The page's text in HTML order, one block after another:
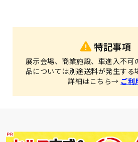
特記事項
展示会場、商業施設、車進入不可
品については別途送料が発生する
詳細はこちら→ ご利